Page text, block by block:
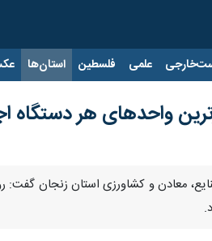
علمی فلسطین استان‌ها
واحدهای هر دستگاه